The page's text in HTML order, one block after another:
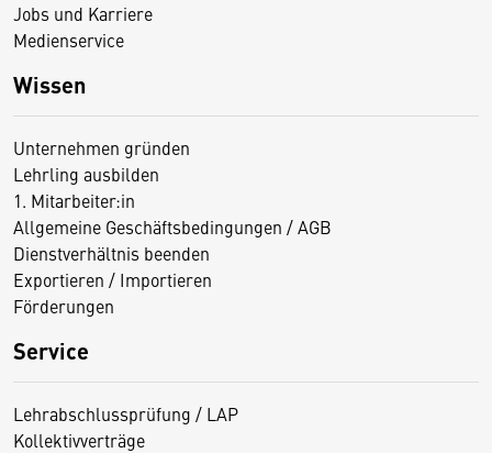
Jobs und Karriere
Medienservice
Wissen
Unternehmen gründen
Lehrling ausbilden
1. Mitarbeiter:in
Allgemeine Geschäftsbedingungen / AGB
Dienstverhältnis beenden
Exportieren / Importieren
Förderungen
Service
Lehrabschlussprüfung / LAP
Kollektivverträge